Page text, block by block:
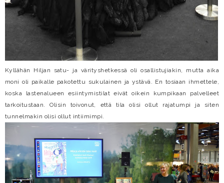
Kyllähän Hiljan satu- ja värityshetkessä oli osallistujiakin, mutta aika
moni oli paikalle pakotettu sukulainen ja ystävä. En tosiaan ihmettele,
koska lastenalueen esiintymistilat eivät oikein kumpikaan palvelleet
tarkoitustaan. Olisin toivonut, että tila olisi ollut rajatumpi ja siten
tunnelmakin olisi ollut intiimimpi.